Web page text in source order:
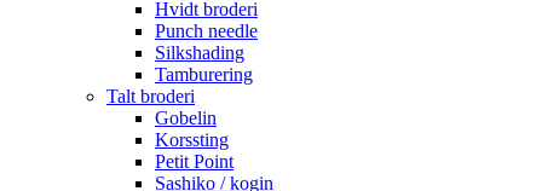
Hvidt broderi
Punch needle
Silkshading
Tamburering
Talt broderi
Gobelin
Korssting
Petit Point
Sashiko / kogin